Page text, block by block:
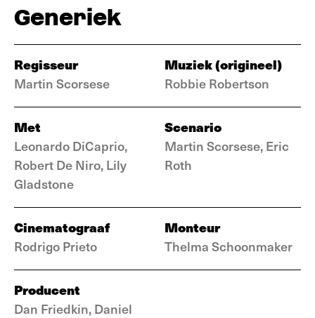
Generiek
Regisseur
Martin Scorsese
Muziek (origineel)
Robbie Robertson
Met
Leonardo DiCaprio,
Robert De Niro, Lily
Gladstone
Scenario
Martin Scorsese, Eric
Roth
Cinematograaf
Rodrigo Prieto
Monteur
Thelma Schoonmaker
Producent
Dan Friedkin, Daniel